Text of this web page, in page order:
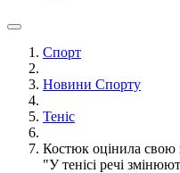
Спорт
Новини Спорту
Теніс
Костюк оцінила свою
"У тенісі речі